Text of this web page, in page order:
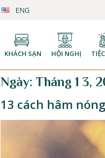
ENG
KHÁCH SẠN HỘI NGHỊ
Ngày: Tháng 1 3,
13 cách hâm